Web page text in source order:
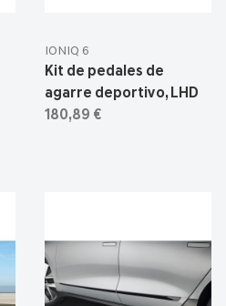
IONIQ 6
Kit de pedales de
agarre deportivo, LHD
180,89 €